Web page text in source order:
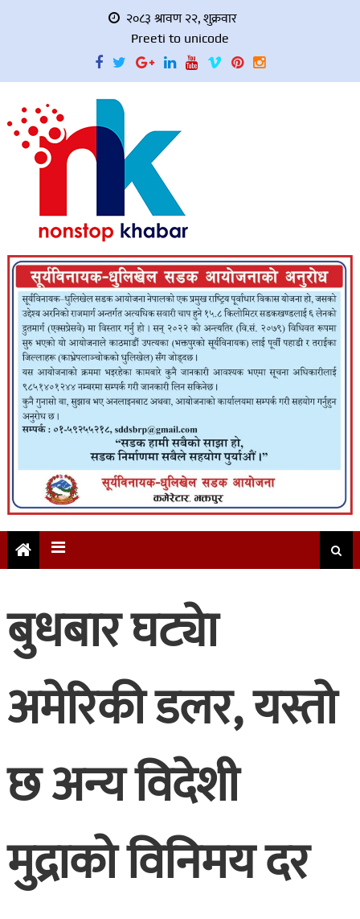
२०८३ श्रावण २२, शुक्रवार
Preeti to unicode
बुधबार घट्याे
अमेरिकी डलर, यस्तो
छ अन्य विदेशी
मुद्राको विनिमय दर